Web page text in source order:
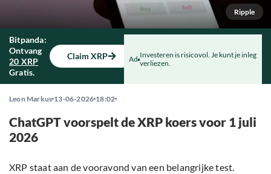
Ripple
Bitpanda:
Ontvang
20 XRP
Gratis.
Claim XRP Ad Investeren is risicovol. Je kunt je inleg
verliezen.
Leon Markus 13-06-2026 18:02
ChatGPT voorspelt de XRP koers voor 1 juli
2026
XRP staat aan de vooravond van een belangrijke test.